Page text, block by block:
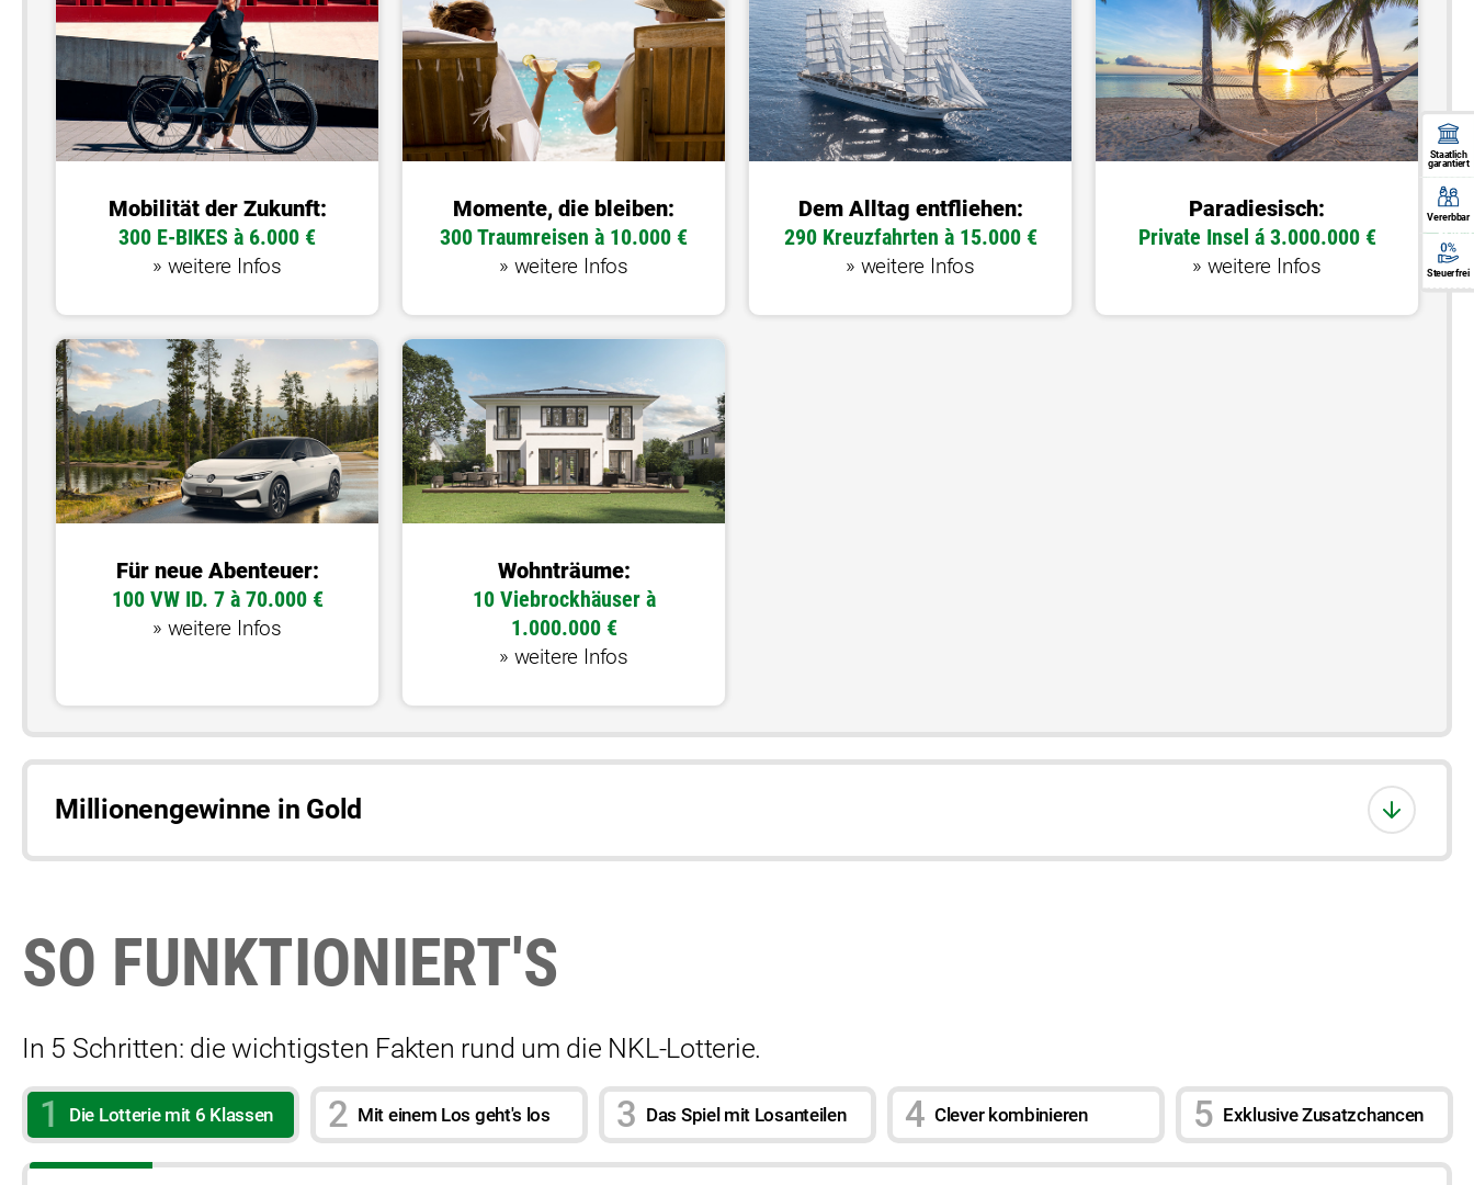
Mobilität der Zukunft:
300 E-BIKES à 6.000 €
» weitere Infos
Momente, die bleiben:
300 Traumreisen à 10.000 €
» weitere Infos
Dem Alltag entfliehen:
290 Kreuzfahrten à 15.000 €
» weitere Infos
Paradiesisch:
Private Insel á 3.000.000 €
» weitere Infos
Für neue Abenteuer:
100 VW ID. 7 à 70.000 €
» weitere Infos
Wohnträume:
10 Viebrockhäuser à
1.000.000 €
» weitere Infos
Millionengewinne in Gold
SO FUNKTIONIERT'S
In 5 Schritten: die wichtigsten Fakten rund um die NKL-Lotterie.
Die Lotterie mit 6 Klassen Mit einem Los geht's los Das Spiel mit Losanteilen Clever kombinieren Exklusive Zusatzchancen
Staatlich
garantiert
Die
Vererbbar
Steuerfrei